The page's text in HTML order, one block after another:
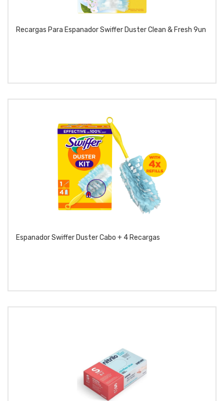
Recargas Para Espanador Swiffer Duster Clean & Fresh 9un
Espanador Swiffer Duster Cabo + 4 Recargas